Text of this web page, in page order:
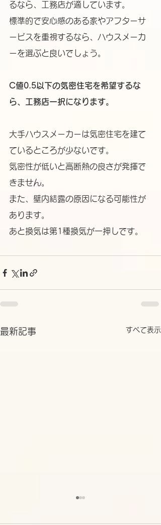
るなら、工務店が適しています。
標準的で安心感のある家やアフターサ
ービスを重視するなら、ハウスメーカ
ーを選ぶと良いでしょう。
C値0.5以下の気密住宅を希望するな
ら、工務店一択になります。
大手ハウスメーカーは気密住宅を建て
ているところが少ないです。
気密性が低いと高断熱の良さが発揮で
きません。
また、壁内結露の原因になる可能性が
あります。
あと換気は第1種換気が一押しです。
最新記事 すべて表示